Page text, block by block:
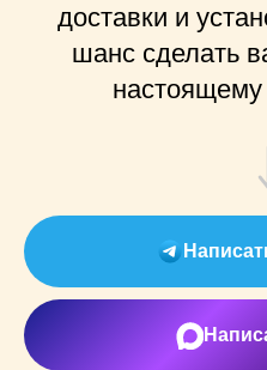
доставки и
шанс сделать